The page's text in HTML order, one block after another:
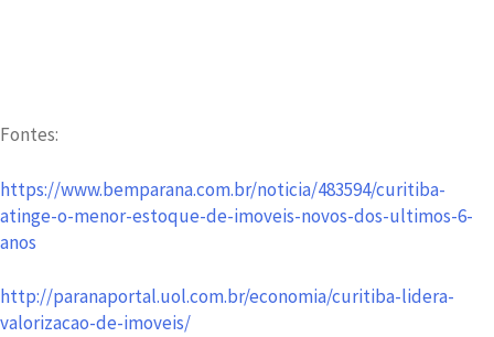
Fontes:
https://www.bemparana.com.br/noticia/483594/curitiba-
atinge-o-menor-estoque-de-imoveis-novos-dos-ultimos-6-
anos
http://paranaportal.uol.com.br/economia/curitiba-lidera-
valorizacao-de-imoveis/